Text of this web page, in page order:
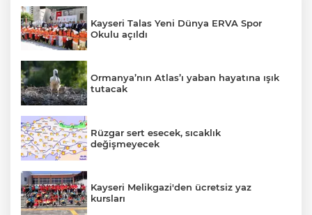
Kayseri Talas Yeni Dünya ERVA Spor
Okulu açıldı
Ormanya’nın Atlas’ı yaban hayatına ışık
tutacak
Rüzgar sert esecek, sıcaklık
değişmeyecek
Kayseri Melikgazi'den ücretsiz yaz
kursları